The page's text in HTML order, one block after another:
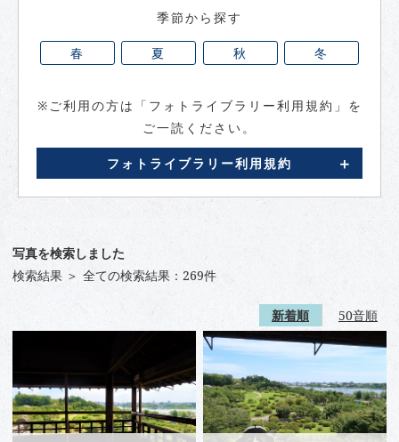
季節から探す
春 夏 秋 冬
※ご利用の方は「フォトライブラリー利用規約」を
ご一読ください。
フォトライブラリー利用規約
写真を検索しました
検索結果
全ての検索結果：269件
新着順 50音順